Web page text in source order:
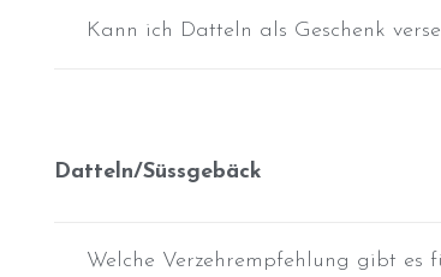
Kann ich Datteln als Geschenk
Datteln/Süssgebäck
Welche Verzehrempfehlung gibt es